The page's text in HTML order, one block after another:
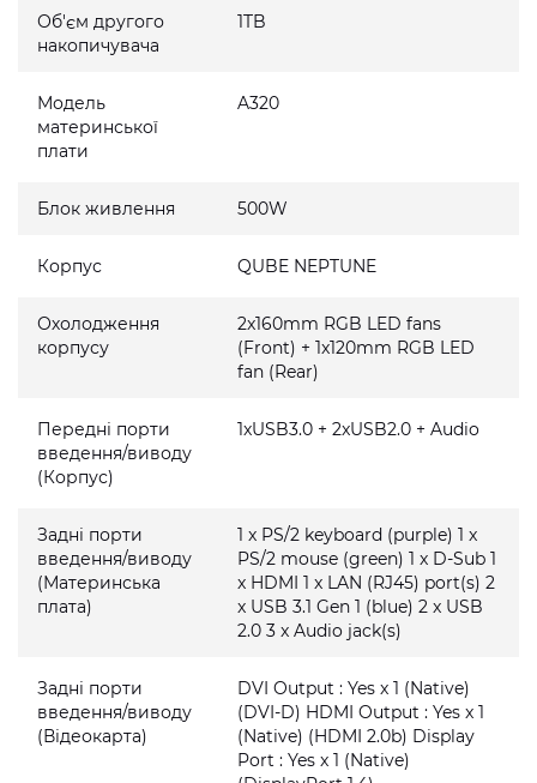
Об'єм другого
накопичувача
1TB
Модель
материнської
плати
A320
Блок живлення 500W
Корпус QUBE NEPTUNE
Охолодження
корпусу
2x160mm RGB LED fans
(Front) + 1x120mm RGB LED
fan (Rear)
Передні порти
введення/виводу
(Корпус)
1xUSB3.0 + 2xUSB2.0 + Audio
Задні порти
введення/виводу
(Материнська
плата)
1 x PS/2 keyboard (purple) 1 x
PS/2 mouse (green) 1 x D-Sub 1
x HDMI 1 x LAN (RJ45) port(s) 2
x USB 3.1 Gen 1 (blue) 2 x USB
2.0 3 x Audio jack(s)
Задні порти
введення/виводу
(Відеокарта)
DVI Output : Yes x 1 (Native)
(DVI-D) HDMI Output : Yes x 1
(Native) (HDMI 2.0b) Display
Port : Yes x 1 (Native)